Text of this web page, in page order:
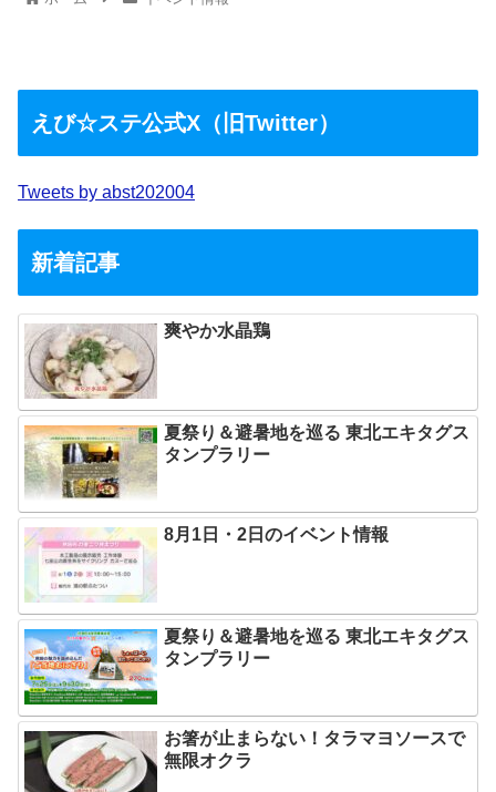
えび☆ステ公式X（旧Twitter）
Tweets by abst202004
新着記事
爽やか水晶鶏
夏祭り＆避暑地を巡る 東北エキタグス
タンプラリー
8月1日・2日のイベント情報
夏祭り＆避暑地を巡る 東北エキタグス
タンプラリー
お箸が止まらない！タラマヨソースで
無限オクラ